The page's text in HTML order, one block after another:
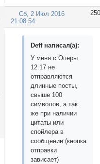
250
Сб, 2 Июл 2016
21:08:54
Deff написал(а):
У меня с Оперы
12.17 не
отправляются
длинные посты,
свыше 100
символов, а так
же при наличии
цитаты или
спойлера в
сообщении (кнопка
отправки
зависает)